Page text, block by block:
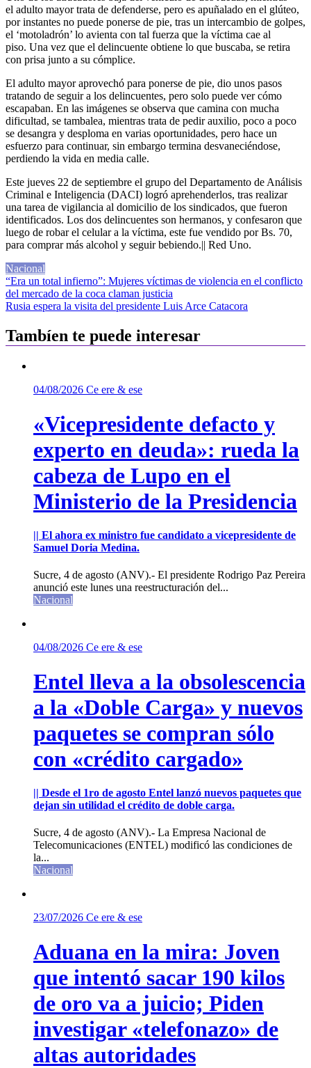
el adulto mayor trata de defenderse, pero es apuñalado en el glúteo,
por instantes no puede ponerse de pie, tras un intercambio de golpes,
el ‘motoladrón’ lo avienta con tal fuerza que la víctima cae al
piso. Una vez que el delincuente obtiene lo que buscaba, se retira
con prisa junto a su cómplice.
El adulto mayor aprovechó para ponerse de pie, dio unos pasos
tratando de seguir a los delincuentes, pero solo puede ver cómo
escapaban. En las imágenes se observa que camina con mucha
dificultad, se tambalea, mientras trata de pedir auxilio, poco a poco
se desangra y desploma en varias oportunidades, pero hace un
esfuerzo para continuar, sin embargo termina desvaneciéndose,
perdiendo la vida en media calle.
Este jueves 22 de septiembre el grupo del Departamento de Análisis
Criminal e Inteligencia (DACI) logró aprehenderlos, tras realizar
una tarea de vigilancia al domicilio de los sindicados, que fueron
identificados. Los dos delincuentes son hermanos, y confesaron que
luego de robar el celular a la víctima, este fue vendido por Bs. 70,
para comprar más alcohol y seguir bebiendo.|| Red Uno.
Nacional
Navegación
de
“Era un total infierno”: Mujeres víctimas de violencia en el conflicto
del mercado de la coca claman justicia
Rusia espera la visita del presidente Luis Arce Catacora
Tambíen te puede interesar
04/08/2026 Ce ere & ese
«Vicepresidente defacto y
experto en deuda»: rueda la
cabeza de Lupo en el
Ministerio de la Presidencia
|| El ahora ex ministro fue candidato a vicepresidente de
Samuel Doria Medina.
Sucre, 4 de agosto (ANV).- El presidente Rodrigo Paz Pereira
anunció este lunes una reestructuración del...
Nacional
04/08/2026 Ce ere & ese
Entel lleva a la obsolescencia
a la «Doble Carga» y nuevos
paquetes se compran sólo
con «crédito cargado»
|| Desde el 1ro de agosto Entel lanzó nuevos paquetes que
dejan sin utilidad el crédito de doble carga.
Sucre, 4 de agosto (ANV).- La Empresa Nacional de
Telecomunicaciones (ENTEL) modificó las condiciones de
la...
Nacional
23/07/2026 Ce ere & ese
Aduana en la mira: Joven
que intentó sacar 190 kilos
de oro va a juicio; Piden
investigar «telefonazo» de
altas autoridades